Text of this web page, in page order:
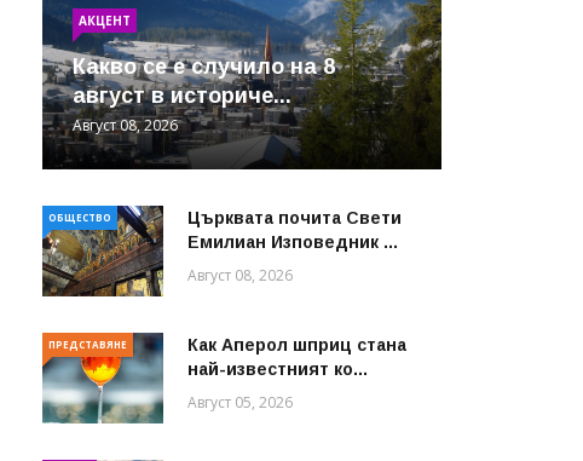
АКЦЕНТ
Какво се е случило на 8
август в историче...
Август 08, 2026
ОБЩЕСТВО
Църквата почита Свeти
Емилиан Изповедник ...
Август 08, 2026
ПРЕДСТАВЯНЕ
Как Аперол шприц стана
най-известният ко...
Август 05, 2026